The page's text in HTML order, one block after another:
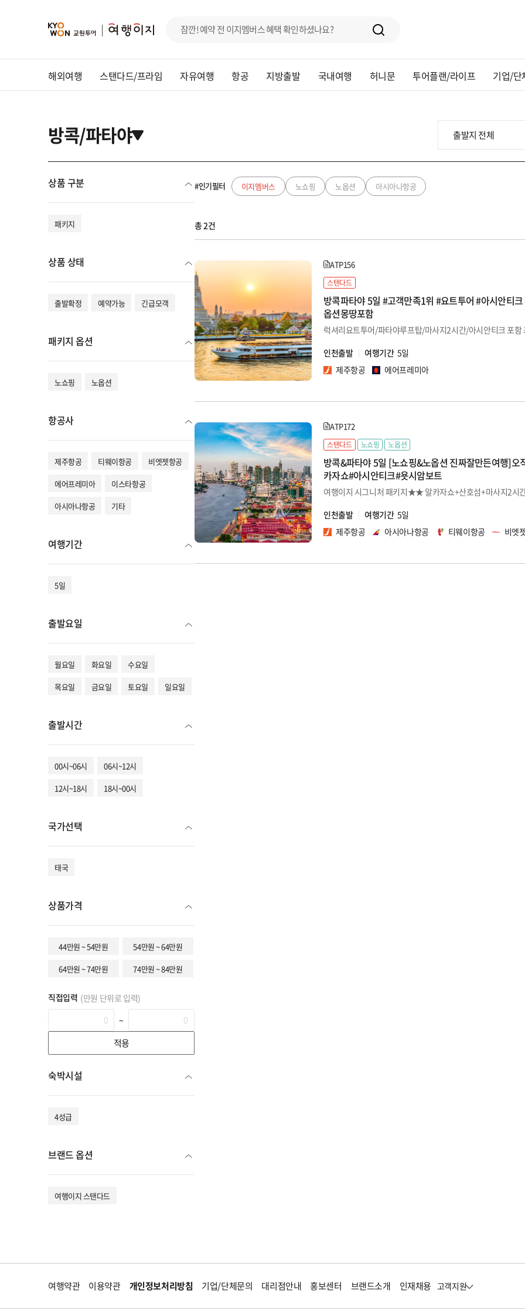
해외여행 스탠다드/프라임 자유여행 항공 지방출발 국내여행 허니문 투어플랜/라이프 기업/단
방콕/파타야
상품 구분
패키지
상품 상태
출발확정 예약가능 긴급모객
패키지 옵션
노쇼핑 노옵션
항공사
제주항공 티웨이항공
비엣젯항공
에어프레미아
이스타항공
아시아나항공
기타
여행기간
5일
출발요일
월요일 화요일
수요일
목요일
금요일 토요일 일요일
출발시간
00시~06시
06시~12시
12시~18시
18시~00시
국가선택
태국
상품가격
44만원 ~ 54만원
54만원 ~ 64만원
64만원 ~ 74만원
74만원 ~ 84만원
직접입력 (만원 단위로 입력)
~
적용
숙박시설
4성급
브랜드 옵션
여행이지 스탠다드
#인기필터 이지멤버스 노쇼핑 노옵션 아시아나항공
총 2건
ATP156
스탠다드
방콕파타야 5일 #고객만족1위 #요트투어 #아시안티
옵션몽땅포함
럭셔리요트투어/파타야루프탑/마사지2시간/아시안티크 포함
인천출발
여행기간 5일
제주항공
에어프레미아
ATP172
스탠다드 노쇼핑 노옵션
방콕&파타야 5일 [노쇼핑&노옵션 진짜잘만든여행]오
카자쇼#아시안티크#욧시암보트
인천출발
여행기간 5일
제주항공
아시아나항공 티웨이항공 비엣
여행약관 이용약관 개인정보처리방침 기업/단체문의 대리점안내 홍보센터 브랜드소개 인재채용 고객지원